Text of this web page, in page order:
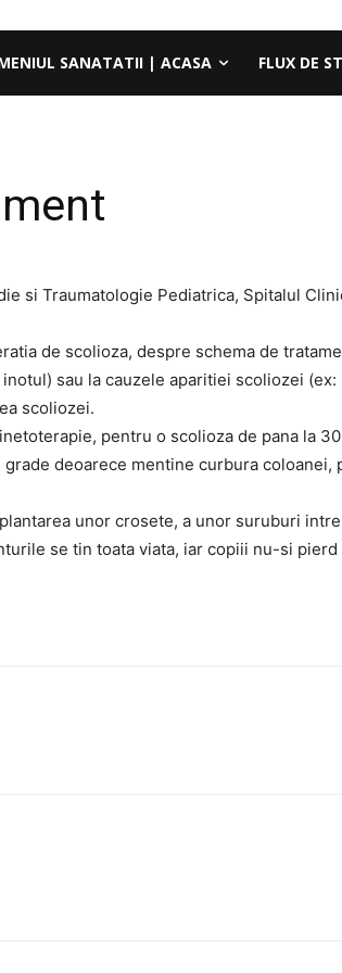
SANATATII | ACASA FLUX DE
si Traumatologie Pediatrica, Spitalul
de scolioza, despre schema de
sau la cauzele aparitiei scoliozei
scoliozei.
pentru o scolioza de pana la
deoarece mentine curbura
unor crosete, a unor suruburi
se tin toata viata, iar copiii nu-si pierd